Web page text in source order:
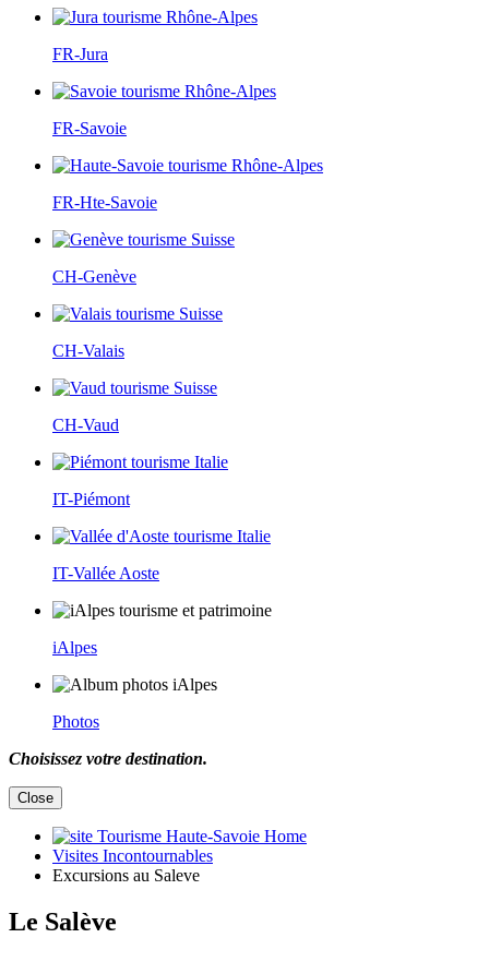
FR-Jura
FR-Savoie
FR-Hte-Savoie
CH-Genève
CH-Valais
CH-Vaud
IT-Piémont
IT-Vallée Aoste
iAlpes
Photos
Choisissez votre destination.
Close
Home
Visites Incontournables
Excursions au Saleve
Le Salève